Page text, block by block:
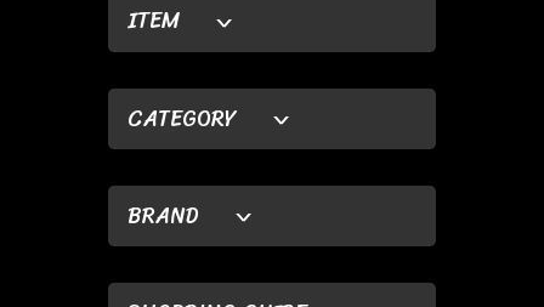
ITEM
CATEGORY
BRAND